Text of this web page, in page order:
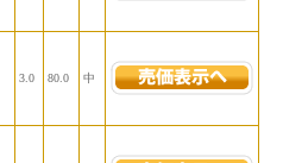
3.0 80.0 中